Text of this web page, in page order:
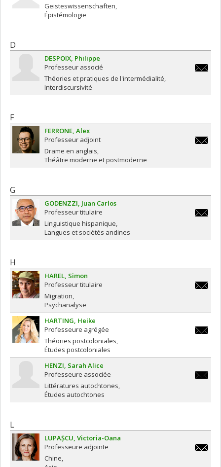
Geisteswissenschaften
Épistémologie
D
DESPOIX Philippe
Professeur associé
Théories et pratiques de l'intermédialité
Interdiscursivité
F
FERRONE Alex
Professeur adjoint
Drame en anglais
Théâtre moderne et postmoderne
G
GODENZZI Juan Carlos
Professeur titulaire
Linguistique hispanique
Langues et sociétés andines
H
HAREL Simon
Professeur titulaire
Migration
Psychanalyse
HARTING Heike
Professeure agrégée
Théories postcoloniales
Études postcoloniales
HENZI Sarah Alice
Professeure associée
Littératures autochtones
Études autochtones
L
LUPAȘCU Victoria-Oana
Professeure adjointe
Chine